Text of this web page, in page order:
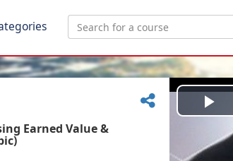
Earned Value &